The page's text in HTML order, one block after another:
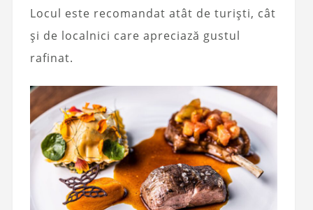
Locul este recomandat atât de turiști, cât
și de localnici care apreciază gustul
rafinat.